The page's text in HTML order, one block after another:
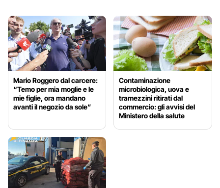
Mario Roggero dal carcere:
“Temo per mia moglie e le
mie figlie, ora mandano
avanti il negozio da sole”
Contaminazione
microbiologica, uova e
tramezzini ritirati dal
commercio: gli avvisi del
Ministero della salute